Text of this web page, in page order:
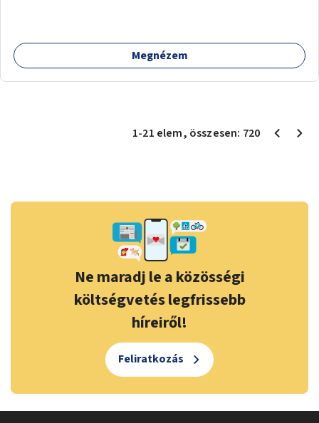
időznek.
Megnézem
1-21 elem, összesen: 720
Ne maradj le a közösségi
költségvetés legfrissebb
híreiről!
Feliratkozás